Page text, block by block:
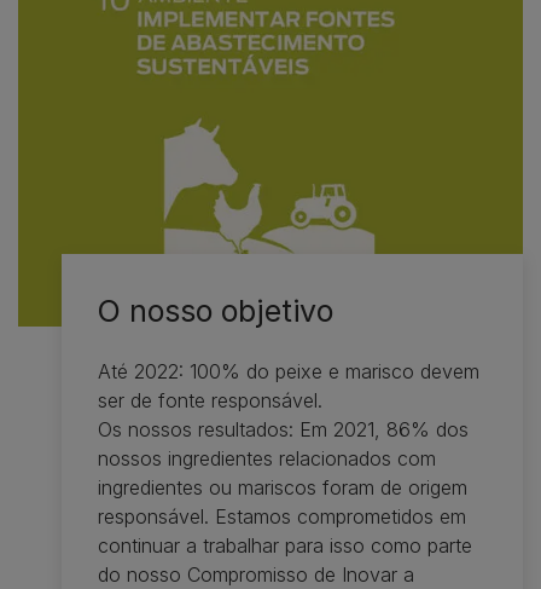
O nosso objetivo
Até 2022: 100% do peixe e marisco devem
ser de fonte responsável.
Os nossos resultados: Em 2021, 86% dos
nossos ingredientes relacionados com
ingredientes ou mariscos foram de origem
responsável. Estamos comprometidos em
continuar a trabalhar para isso como parte
do nosso Compromisso de Inovar a